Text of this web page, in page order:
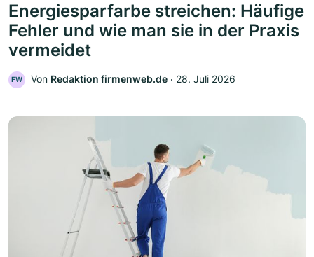
Energiesparfarbe streichen: Häufige
Fehler und wie man sie in der Praxis
vermeidet
FW Von Redaktion firmenweb.de ‧ 28. Juli 2026